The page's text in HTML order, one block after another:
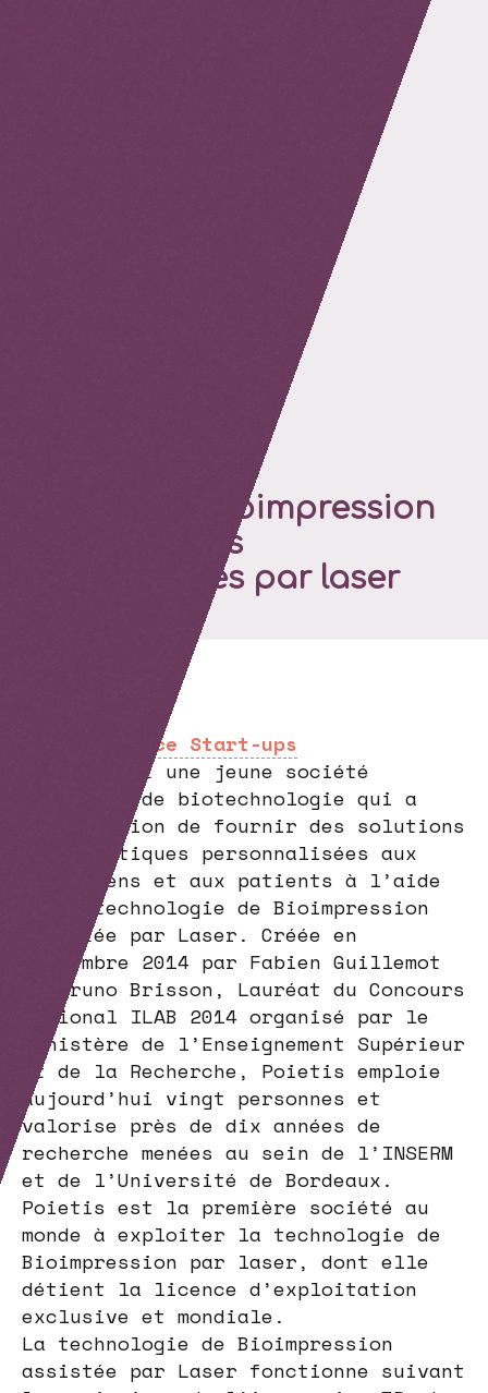
Poetis, la bioimpression
3D de tissus
biologiques par laser
Coup de pouce Start-ups
Poietis est une jeune société
innovante de biotechnologie qui a
pour mission de fournir des solutions
thérapeutiques personnalisées aux
cliniciens et aux patients à l’aide
de la technologie de Bioimpression
assistée par Laser. Créée en
septembre 2014 par Fabien Guillemot
et Bruno Brisson, Lauréat du Concours
National ILAB 2014 organisé par le
Ministère de l’Enseignement Supérieur
et de la Recherche, Poietis emploie
aujourd’hui vingt personnes et
valorise près de dix années de
recherche menées au sein de l’INSERM
et de l’Université de Bordeaux.
Poietis est la première société au
monde à exploiter la technologie de
Bioimpression par laser, dont elle
détient la licence d’exploitation
exclusive et mondiale.
La technologie de Bioimpression
assistée par Laser fonctionne suivant